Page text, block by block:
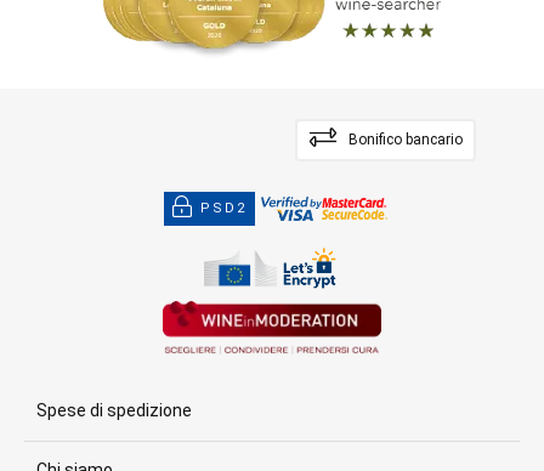
Bonifico bancario
PSD2
Spese di spedizione